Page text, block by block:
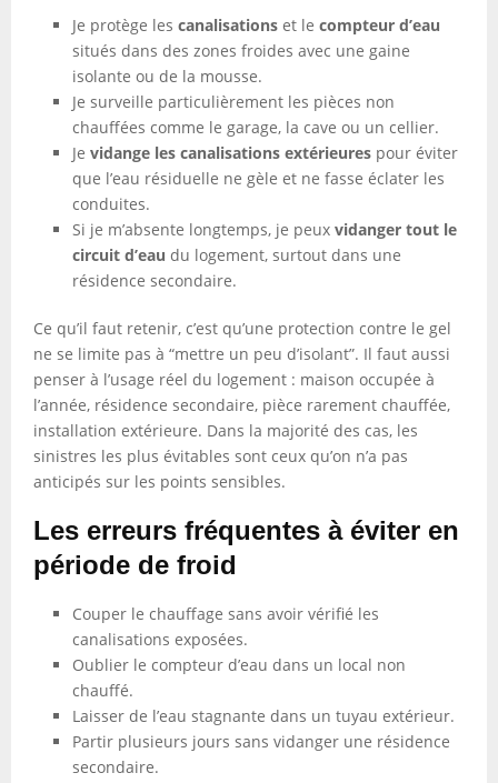
Je protège les canalisations et le compteur d’eau
situés dans des zones froides avec une gaine
isolante ou de la mousse.
Je surveille particulièrement les pièces non
chauffées comme le garage, la cave ou un cellier.
Je vidange les canalisations extérieures pour éviter
que l’eau résiduelle ne gèle et ne fasse éclater les
conduites.
Si je m’absente longtemps, je peux vidanger tout le
circuit d’eau du logement, surtout dans une
résidence secondaire.
Ce qu’il faut retenir, c’est qu’une protection contre le gel
ne se limite pas à “mettre un peu d’isolant”. Il faut aussi
penser à l’usage réel du logement : maison occupée à
l’année, résidence secondaire, pièce rarement chauffée,
installation extérieure. Dans la majorité des cas, les
sinistres les plus évitables sont ceux qu’on n’a pas
anticipés sur les points sensibles.
Les erreurs fréquentes à éviter en
période de froid
Couper le chauffage sans avoir vérifié les
canalisations exposées.
Oublier le compteur d’eau dans un local non
chauffé.
Laisser de l’eau stagnante dans un tuyau extérieur.
Partir plusieurs jours sans vidanger une résidence
secondaire.